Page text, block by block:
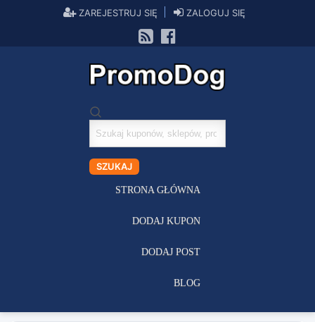
ZAREJESTRUJ SIĘ ZALOGUJ SIĘ
Szukaj
kuponów
SZUKAJ
STRONA GŁÓWNA
DODAJ KUPON
DODAJ POST
BLOG